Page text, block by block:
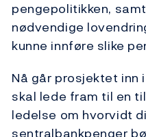
pengepolitikken,
nødvendige
kunne innføre slike
Nå går prosjektet inn
skal lede fram til en
ledelse om hvorvidt